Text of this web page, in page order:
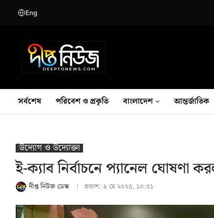
Eng
সর্বশেষ পরিবেশ ও প্রকৃতি বাংলাদেশ আন্তর্জাতিক
উদ‍্যোগ ও উদ‍্যোক্তা
ই-ক্যাব নির্বাচনে প্যানেল ঘোষণা
দীপ্ত নিউজ ডেস্ক প্রকাশ: ৯ মে ২০২৫, ১০:৫১